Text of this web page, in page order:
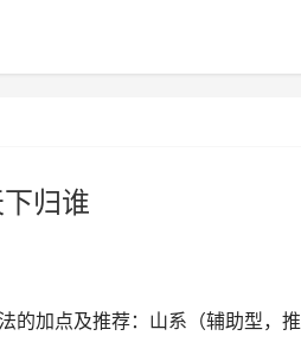
归谁
的加点及推荐：山系（辅助型，